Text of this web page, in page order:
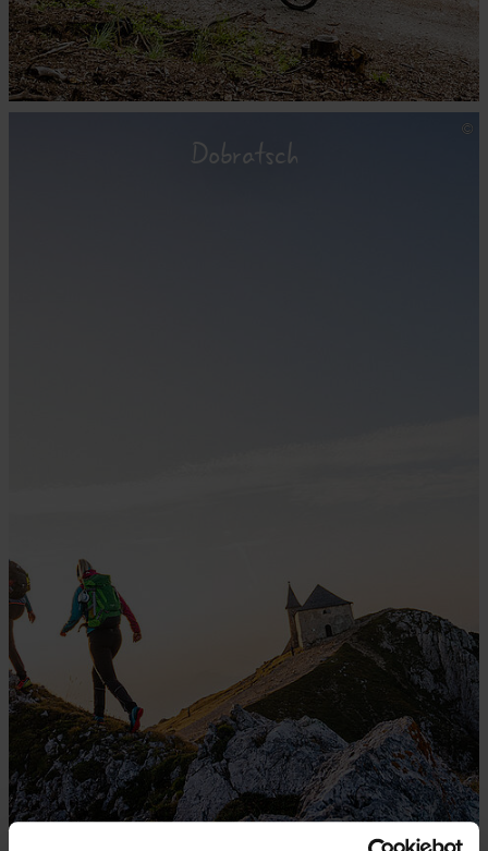
Dobratsch